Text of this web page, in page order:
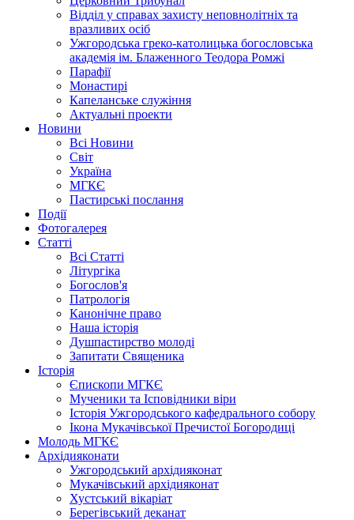
Відділ у справах захисту неповнолітніх та
вразливих осіб
Ужгородська греко-католицька богословська
академія ім. Блаженного Теодора Ромжі
Парафії
Монастирі
Капеланське служіння
Актуальні проекти
Новини
Всі Новини
Світ
Україна
МГКЄ
Пастирські послання
Події
Фотогалерея
Статті
Всі Статті
Літургіка
Богослов'я
Патрологія
Канонічне право
Наша історія
Душпастирство молоді
Запитати Священика
Історія
Єпископи МГКЄ
Мученики та Ісповідники віри
Історія Ужгородського кафедрального собору
Ікона Мукачівської Пречистої Богородиці
Молодь МГКЄ
Архідияконати
Ужгородський архідияконат
Мукачівський архідияконат
Хустський вікаріат
Берегівський деканат